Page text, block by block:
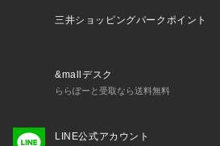
三井ショッピングパークポイント
&mallデスク
ららぽーと受取なら送料無料
LINE公式アカウント